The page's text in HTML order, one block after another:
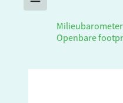
Milieubarometer
Openbare